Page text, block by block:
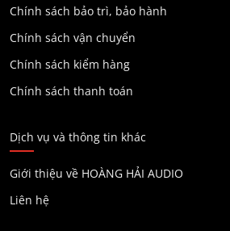
Chính sách bảo trì, bảo hành
Chính sách vận chuyển
Chính sách kiểm hàng
Chính sách thanh toán
Dịch vụ và thông tin khác
Giới thiệu về HOÀNG HẢI AUDIO
Liên hệ